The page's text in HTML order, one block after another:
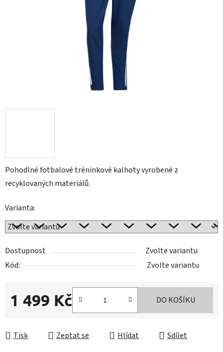
Pohodlné fotbalové tréninkové kalhoty vyrobené z
recyklovaných materiálů.
Varianta:
Dostupnost
Zvolte variantu
Kód:
Zvolte variantu
1 499 Kč DO KOŠÍKU
Tisk Zeptat se Hlídat Sdílet